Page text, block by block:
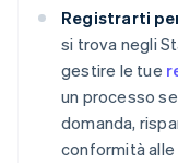
Registrarti
si trova negli
gestire le tue
un processo
domanda,
conformità alle
Nederlands
Brasile
PortuguêsEnglish
Bulgaria
English
Canada
English Français